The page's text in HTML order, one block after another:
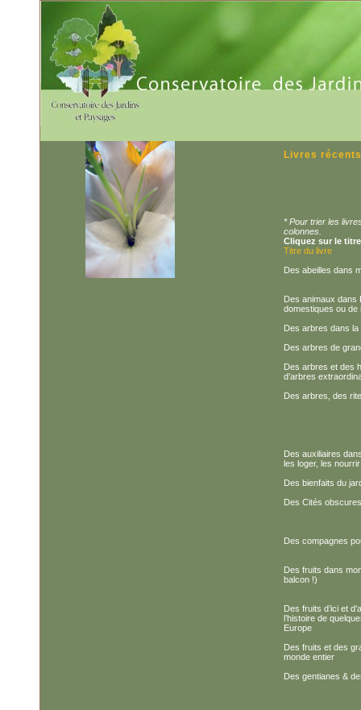
Livres récents
* Pour trier les
colonnes.
Cliquez sur le
Titre du livre
Des abeilles dans
Des animaux dans
domestiques ou de
Des arbres dans la
Des arbres de
Des arbres et des
d’arbres
Des arbres, des
Des auxiliaires
les loger, les nourrir
Des bienfaits du
Des Cités
Des compagnes
Des fruits dans
balcon !)
Des fruits d’ici et
l’histoire de
Europe
Des fruits et des
monde entier
Des gentianes &